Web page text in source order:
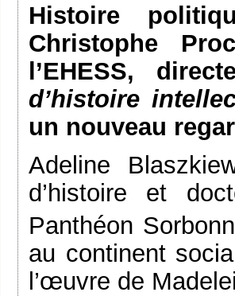
Histoire
Christophe
l’EHESS,
d’histoire
un nouveau
Adeline
d’histoire et
Panthéon
au continent
l’œuvre de